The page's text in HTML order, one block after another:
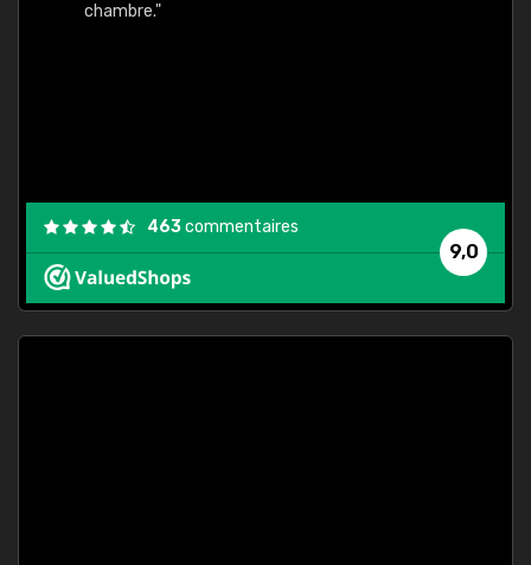
chambre."
9,0
463commentaires